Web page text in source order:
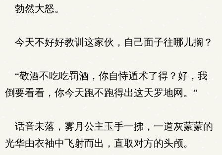
勃然大怒。
今天不好好教训这家伙，自己面子往哪儿搁？
“敬酒不吃吃罚酒，你自恃遁术了得？好，我
倒要看看，你今天跑不跑得出这天罗地网。”
话音未落，雾月公主玉手一拂，一道灰蒙蒙的
光华由衣袖中飞射而出，直取对方的头颅。